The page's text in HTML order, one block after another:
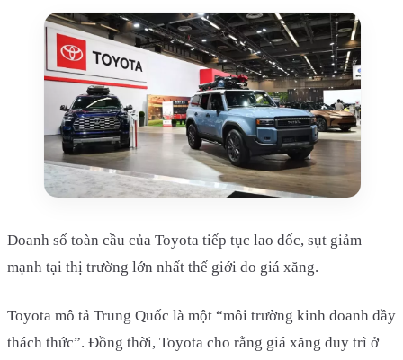
Doanh số toàn cầu của Toyota tiếp tục lao dốc, sụt giảm
mạnh tại thị trường lớn nhất thế giới do giá xăng.
Toyota mô tả Trung Quốc là một “môi trường kinh doanh đầy
thách thức”. Đồng thời, Toyota cho rằng giá xăng duy trì ở